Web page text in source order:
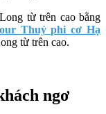
từ trên cao bằng
Thuỷ phi cơ Hạ
từ trên cao.
ngơ